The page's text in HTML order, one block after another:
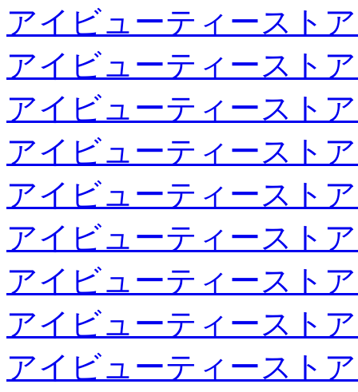
アイビューティースト
アイビューティースト
アイビューティースト
アイビューティースト
アイビューティースト
アイビューティースト
アイビューティースト
アイビューティースト
アイビューティースト